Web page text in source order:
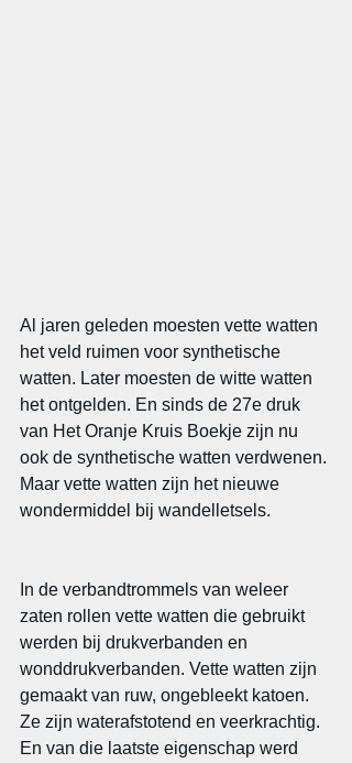
Al jaren geleden moesten vette watten
het veld ruimen voor synthetische
watten. Later moesten de witte watten
het ontgelden. En sinds de 27e druk
van Het Oranje Kruis Boekje zijn nu
ook de synthetische watten verdwenen.
Maar vette watten zijn het nieuwe
wondermiddel bij wandelletsels.
In de verbandtrommels van weleer
zaten rollen vette watten die gebruikt
werden bij drukverbanden en
wonddrukverbanden. Vette watten zijn
gemaakt van ruw, ongebleekt katoen.
Ze zijn waterafstotend en veerkrachtig.
En van die laatste eigenschap werd